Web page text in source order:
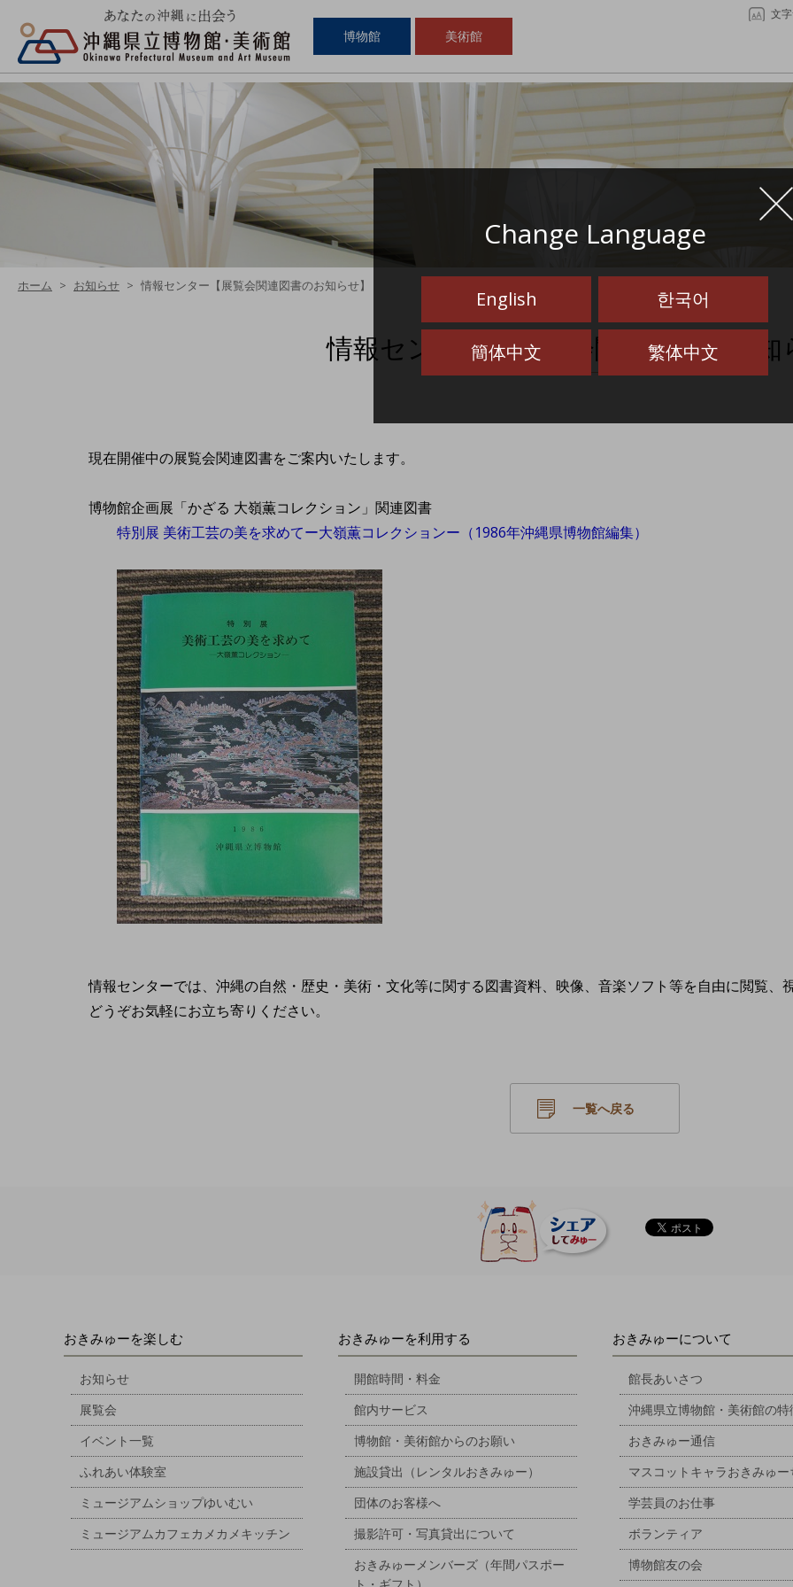
博物館 美術館
文
Change Language
English 한국어
簡体中文 繁体中文
ホーム お知らせ 情報センター【展覧会関連図書のお知らせ】
情報センター【展覧会関連図書のお知
現在開催中の展覧会関連図書をご案内いたします。
博物館企画展「かざる 大嶺薫コレクション」関連図書
特別展 美術工芸の美を求めてー大嶺薫コレクションー（1986年沖縄県博物館編集）
情報センターでは、沖縄の自然・歴史・美術・文化等に関する図書資料、映像、音楽ソフト等を自由に閲覧、
どうぞお気軽にお立ち寄りください。
一覧へ戻る
おきみゅーを楽しむ
お知らせ
展覧会
イベント一覧
ふれあい体験室
ミュージアムショップゆいむい
ミュージアムカフェカメカメキッチン
おきみゅーを利用する
開館時間・料金
館内サービス
博物館・美術館からのお願い
施設貸出（レンタルおきみゅー）
団体のお客様へ
撮影許可・写真貸出について
おきみゅーメンバーズ（年間パスポー
おきみゅーについて
館長あいさつ
沖縄県立博物館・美術館の特
おきみゅー通信
マスコットキャラおきみゅー
学芸員のお仕事
ボランティア
博物館友の会